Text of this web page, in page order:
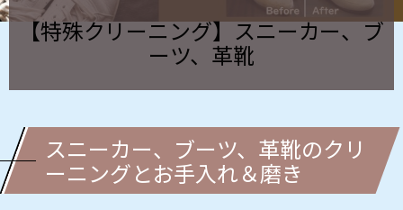
【特殊クリーニング】スニーカー、ブ
ーツ、革靴
スニーカー、ブーツ、革靴のクリ
ーニングとお手入れ＆磨き